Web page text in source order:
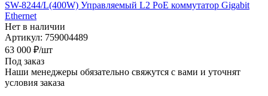
SW-8244/L(400W) Управляемый L2 PoE коммутатор Gigabit
Ethernet
Нет в наличии
Артикул: 759004489
63 000 ₽/шт
Под заказ
Наши менеджеры обязательно свяжутся с вами и уточнят
условия заказа